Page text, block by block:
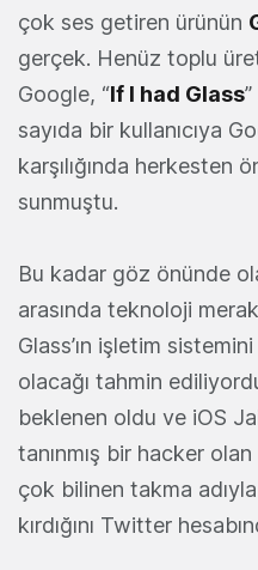
çok ses getiren ürünün
gerçek. Henüz toplu
Google, “If I had Glass
sayıda bir kullanıcıya
karşılığında herkesten
sunmuştu.
Bu kadar göz önünde
arasında teknoloji
Glass’ın işletim
olacağı tahmin
beklenen oldu ve iOS
tanınmış bir hacker
çok bilinen takma adıyla
kırdığını Twitter